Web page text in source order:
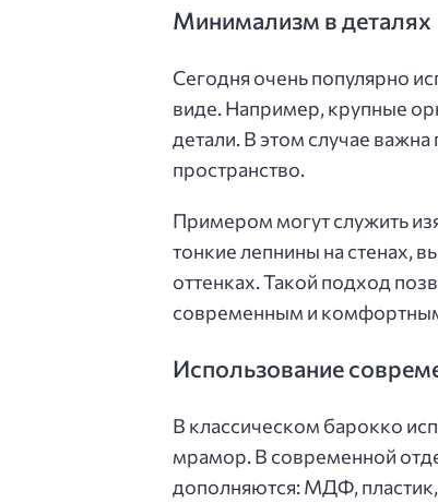
Минимализм в деталях
Сегодня очень популярно
виде. Например, крупные
детали. В этом случае
пространство.
Примером могут служить
тонкие лепнины на стенах,
оттенках. Такой подход
современным и
Использование
В классическом барокко
мрамор. В современной
дополняются: МДФ, пластик,